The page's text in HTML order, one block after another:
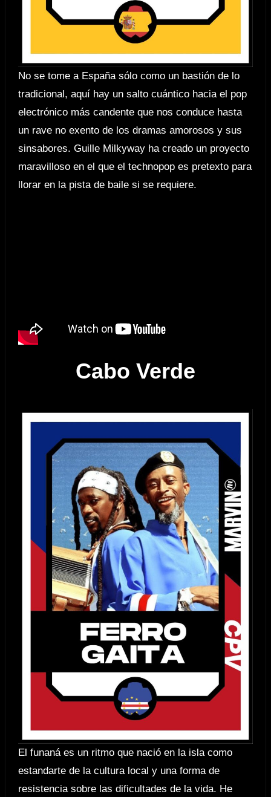
No se tome a España sólo como un bastión de lo
tradicional, aquí hay un salto cuántico hacia el pop
electrónico más candente que nos conduce hasta
un rave no exento de los dramas amorosos y sus
sinsabores. Guille Milkyway ha creado un proyecto
maravilloso en el que el technopop es pretexto para
llorar en la pista de baile si se requiere.
Cabo Verde
El funaná es un ritmo que nació en la isla como
estandarte de la cultura local y una forma de
resistencia sobre las dificultades de la vida. He